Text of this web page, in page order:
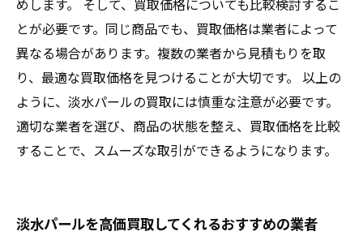
めします。 そして、買取価格についても比較検討するこ
とが必要です。同じ商品でも、買取価格は業者によって
異なる場合があります。複数の業者から見積もりを取
り、最適な買取価格を見つけることが大切です。 以上の
ように、淡水パールの買取には慎重な注意が必要です。
適切な業者を選び、商品の状態を整え、買取価格を比較
することで、スムーズな取引ができるようになります。
淡水パールを高価買取してくれるおすすめの業者